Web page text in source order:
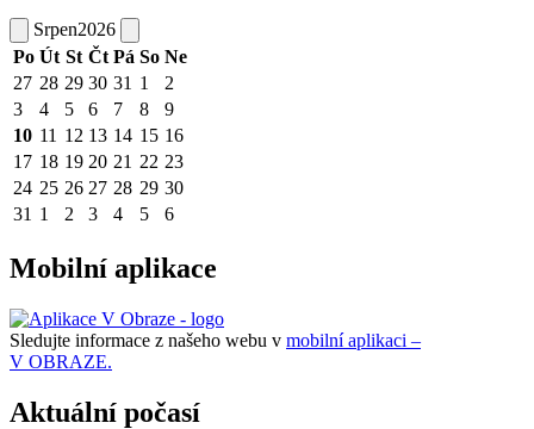
Srpen2026
Po Út St Čt Pá So Ne
27 28 29 30 31 1
2
3
4 5 6 7 8
9
10 11 12 13 14 15 16
17 18 19 20 21 22 23
24 25 26 27 28 29 30
31 1 2 3 4 5 6
Mobilní aplikace
Sledujte informace z našeho webu v mobilní aplikaci –
V OBRAZE.
Aktuální počasí